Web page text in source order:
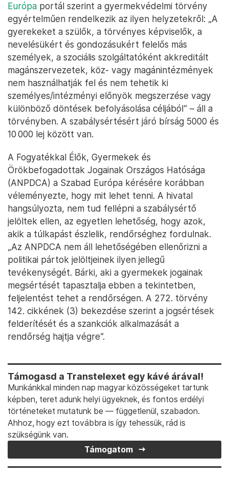
Európa portál szerint a gyermekvédelmi törvény
egyértelműen rendelkezik az ilyen helyzetekről: „A
gyerekeket a szülők, a törvényes képviselők, a
nevelésükért és gondozásukért felelős más
személyek, a szociális szolgáltatóként akkreditált
magánszervezetek, köz- vagy magánintézmények
nem használhatják fel és nem tehetik ki
személyes/intézményi előnyök megszerzése vagy
különböző döntések befolyásolása céljából” – áll a
törvényben. A szabálysértésért járó bírság 5000 és
10 000 lej között van.
A Fogyatékkal Élők, Gyermekek és
Örökbefogadottak Jogainak Országos Hatósága
(ANPDCA) a Szabad Európa kérésére korábban
véleményezte, hogy mit lehet tenni. A hivatal
hangsúlyozta, nem tud fellépni a szabálysértő
jelöltek ellen, az egyetlen lehetőség, hogy azok,
akik a túlkapást észlelik, rendőrséghez fordulnak.
„Az ANPDCA nem áll lehetőségében ellenőrizni a
politikai pártok jelöltjeinek ilyen jellegű
tevékenységét. Bárki, aki a gyermekek jogainak
megsértését tapasztalja ebben a tekintetben,
feljelentést tehet a rendőrségen. A 272. törvény
142. cikkének (3) bekezdése szerint a jogsértések
felderítését és a szankciók alkalmazását a
rendőrség hajtja végre”.
Támogasd a Transtelexet egy kávé árával!
Munkánkkal minden nap magyar közösségeket tartunk
képben, teret adunk helyi ügyeknek, és fontos erdélyi
történeteket mutatunk be — függetlenül, szabadon.
Ahhoz, hogy ezt továbbra is így tehessük, rád is
szükségünk van.
Támogatom